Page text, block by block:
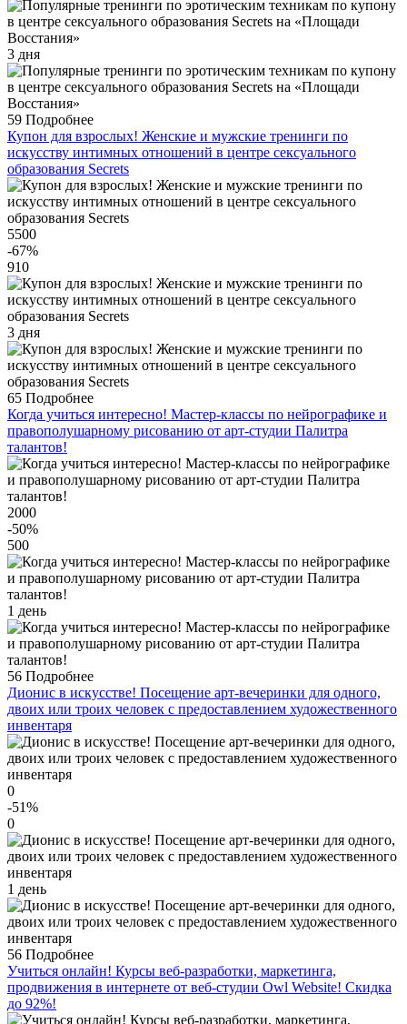
3 дня
59 Подробнее
Купон для взрослых! Женские и мужские тренинги по
искусству интимных отношений в центре сексуального
образования Secrets
5500
-67%
910
3 дня
65 Подробнее
Когда учиться интересно! Мастер-классы по нейрографике и
правополушарному рисованию от арт-студии Палитра
талантов!
2000
-50%
500
1 день
56 Подробнее
Дионис в искусстве! Посещение арт-вечеринки для одного,
двоих или троих человек с предоставлением художественного
инвентаря
0
-51%
0
1 день
56 Подробнее
Учиться онлайн! Курсы веб-разработки, маркетинга,
продвижения в интернете от веб-студии Оwl Website! Скидка
до 92%!